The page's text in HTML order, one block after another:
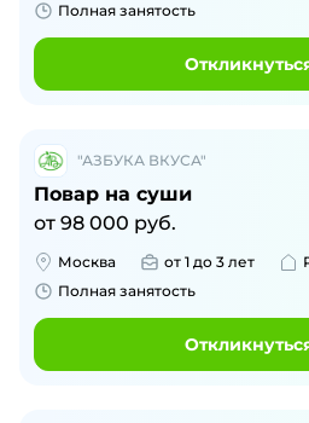
Полная занятость
"АЗБУКА ВКУСА"
Повар на суши
от 98 000 руб.
Москва от 1 до 3 лет
Полная занятость